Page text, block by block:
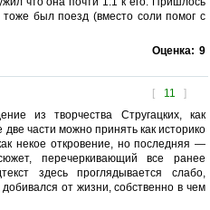
был поезд (вместо соли помог с
Оценка: 9
[ 11 ]
из творчества Стругацких, как
части можно принять как историко
некое откровение, но последняя —
перечеркивающий все ранее
здесь проглядывается слабо,
от жизни, собственно в чем